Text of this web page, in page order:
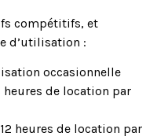
compétitifs, et
d’utilisation :
occasionnelle
de location par
heures de location par